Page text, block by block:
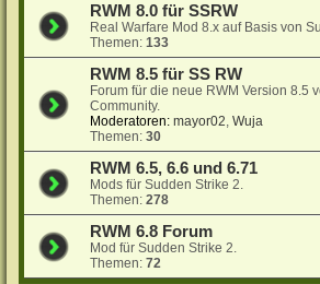
RWM 8.0 für SSRW
Real Warfare Mod 8.x auf Basis von
Themen:133
RWM 8.5 für SS RW
Forum für die neue RWM Version 8.5
Community.
Moderatoren: mayor02,Wuja
Themen:30
RWM 6.5, 6.6 und 6.71
Mods für Sudden Strike 2.
Themen:278
RWM 6.8 Forum
Mod für Sudden Strike 2.
Themen:72